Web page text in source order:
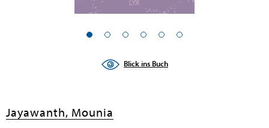
Blick ins Buch
Jayawanth, Mounia